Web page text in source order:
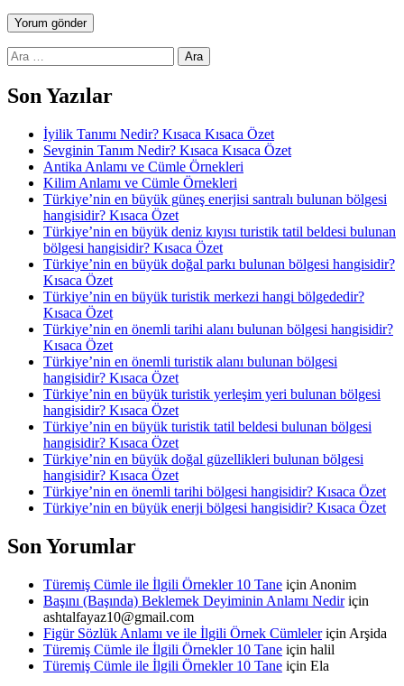
Arama:
Son Yazılar
İyilik Tanımı Nedir? Kısaca Kısaca Özet
Sevginin Tanım Nedir? Kısaca Kısaca Özet
Antika Anlamı ve Cümle Örnekleri
Kilim Anlamı ve Cümle Örnekleri
Türkiye’nin en büyük güneş enerjisi santralı bulunan bölgesi
hangisidir? Kısaca Özet
Türkiye’nin en büyük deniz kıyısı turistik tatil beldesi bulunan
bölgesi hangisidir? Kısaca Özet
Türkiye’nin en büyük doğal parkı bulunan bölgesi hangisidir?
Kısaca Özet
Türkiye’nin en büyük turistik merkezi hangi bölgededir?
Kısaca Özet
Türkiye’nin en önemli tarihi alanı bulunan bölgesi hangisidir?
Kısaca Özet
Türkiye’nin en önemli turistik alanı bulunan bölgesi
hangisidir? Kısaca Özet
Türkiye’nin en büyük turistik yerleşim yeri bulunan bölgesi
hangisidir? Kısaca Özet
Türkiye’nin en büyük turistik tatil beldesi bulunan bölgesi
hangisidir? Kısaca Özet
Türkiye’nin en büyük doğal güzellikleri bulunan bölgesi
hangisidir? Kısaca Özet
Türkiye’nin en önemli tarihi bölgesi hangisidir? Kısaca Özet
Türkiye’nin en büyük enerji bölgesi hangisidir? Kısaca Özet
Son Yorumlar
Türemiş Cümle ile İlgili Örnekler 10 Tane için Anonim
Başını (Başında) Beklemek Deyiminin Anlamı Nediriçin
ashtalfayaz10@gmail.com
Figür Sözlük Anlamı ve ile İlgili Örnek Cümleleriçin Arşida
Türemiş Cümle ile İlgili Örnekler 10 Tane için halil
Türemiş Cümle ile İlgili Örnekler 10 Tane için Ela